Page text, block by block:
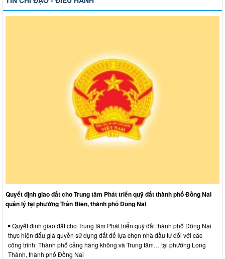
Quyết định giao đất cho Trung tâm Phát triển quỹ đất thành phố Đồng Nai
quản lý tại phường Trấn Biên, thành phố Đồng Nai
Quyết định giao đất cho Trung tâm Phát triển quỹ đất thành phố Đồng Nai
thực hiện đấu giá quyền sử dụng đất để lựa chọn nhà đầu tư đối với các
công trình: Thành phố cảng hàng không và Trung tâm… tại phường Long
Thành, thành phố Đồng Nai